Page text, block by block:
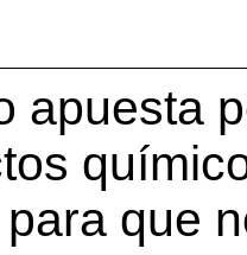
apuesta
que